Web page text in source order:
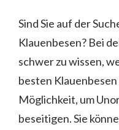
Sind Sie auf der
Klauenbesen? Bei
schwer zu wissen,
besten
Möglichkeit, um
beseitigen. Sie